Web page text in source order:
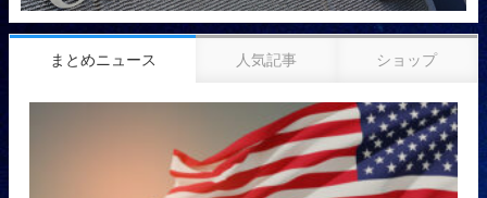
まとめニュース 人気記事 ショップ